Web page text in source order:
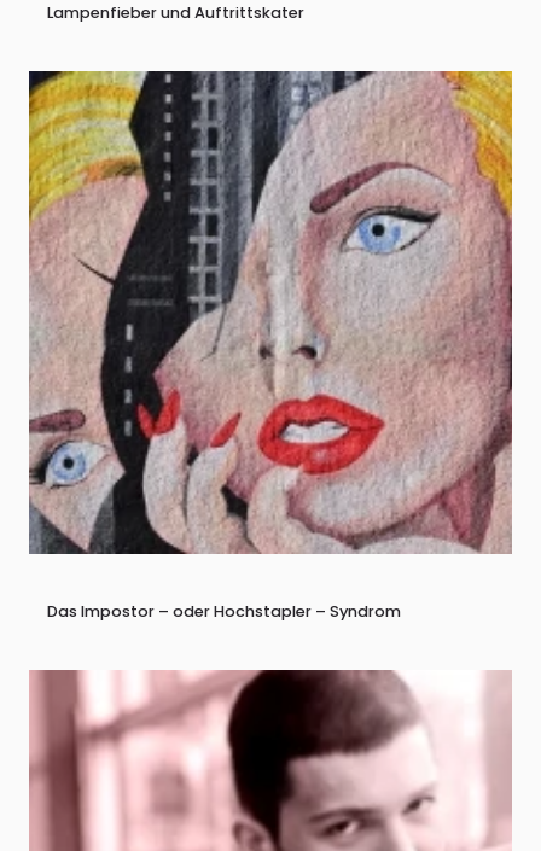
Lampenfieber und Auftrittskater
Das Impostor – oder Hochstapler – Syndrom